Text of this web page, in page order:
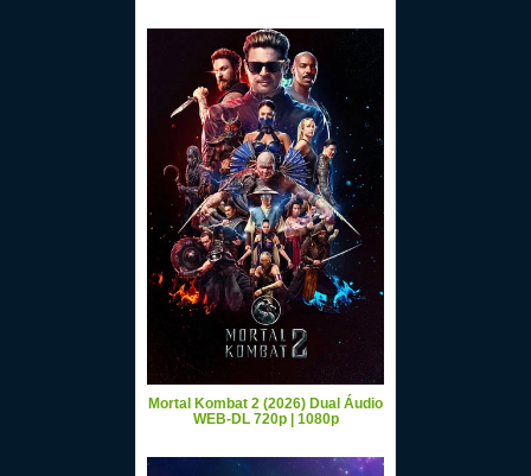
Mortal Kombat 2 (2026) Dual Áudio
WEB-DL 720p | 1080p